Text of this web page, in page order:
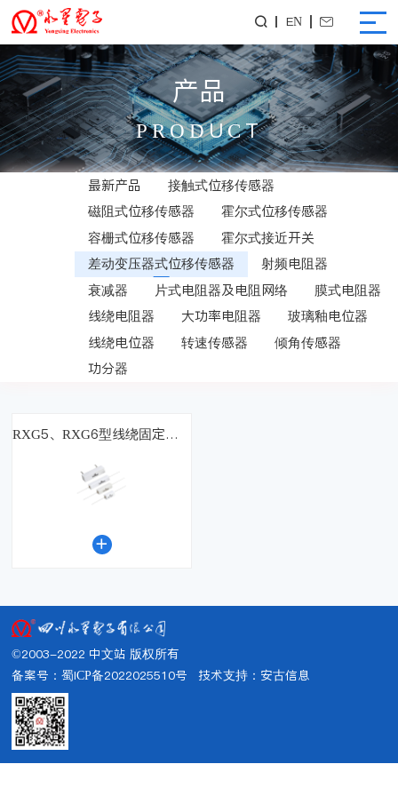
 EN 
产品
PRODUCT
最新产品
接触式位移传感器
磁阻式位移传感器
霍尔式位移传感器
容栅式位移传感器
霍尔式接近开关
差动变压器式位移传感器
射频电阻器
衰减器
片式电阻器及电阻网络
膜式电阻器
线绕电阻器
大功率电阻器
玻璃釉电位器
线绕电位器
转速传感器
倾角传感器
功分器
RXG5、RXG6型线绕固定电阻器

©2003-2022 中文站 版权所有
备案号：蜀ICP备2022025510号 技术支持： 安古信息